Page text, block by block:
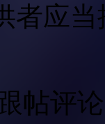
者应
帖评